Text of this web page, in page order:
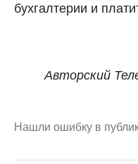
бухгалтерии и
Авторский
Нашли ошибку в